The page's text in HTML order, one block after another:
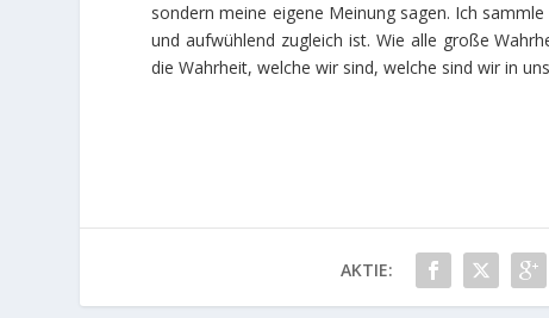
sondern meine eigene Meinung sagen. Ich
und aufwühlend zugleich ist. Wie alle große
die Wahrheit, welche wir sind, welche sind wir in
AKTIE: